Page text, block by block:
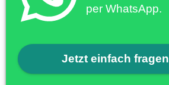
per WhatsApp.
Jetzt einfach fragen